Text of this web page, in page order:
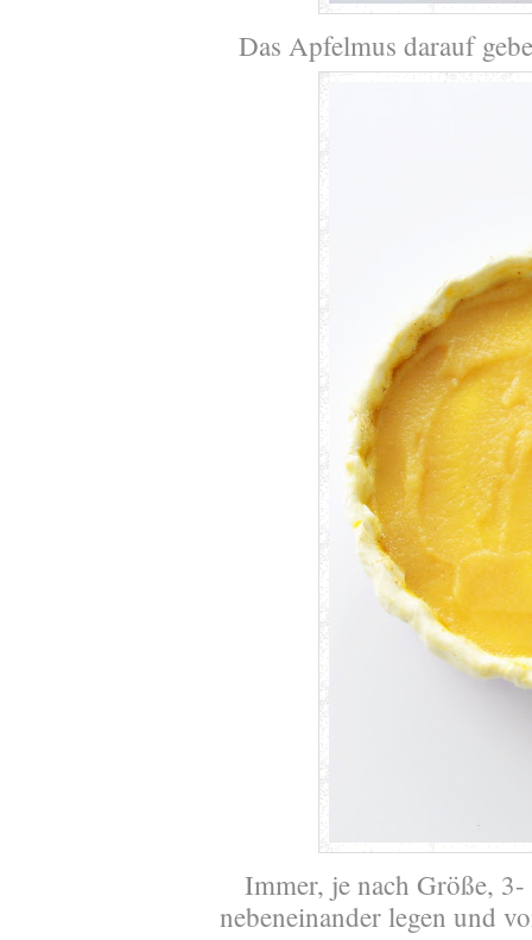
Das Apfelmus darauf
Immer, je nach Größe,
nebeneinander legen und